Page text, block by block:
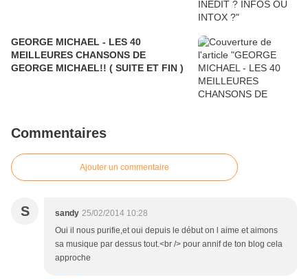
GEORGE MICHAEL - LES 40
MEILLEURES CHANSONS DE
GEORGE MICHAEL!! ( SUITE ET FIN )
Commentaires
Ajouter un commentaire
S sandy 25/02/2014 10:28
Oui il nous purifie,et oui depuis le début on l aime et aimons
sa musique par dessus tout.<br /> pour annif de ton blog cela
approche